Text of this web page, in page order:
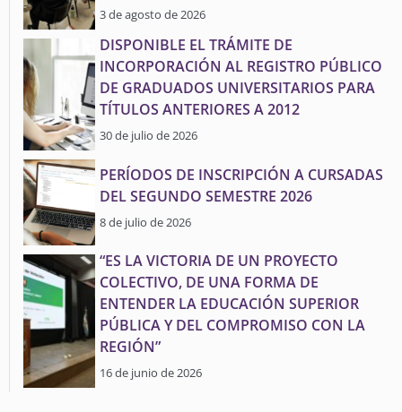
3 de agosto de 2026
DISPONIBLE EL TRÁMITE DE
INCORPORACIÓN AL REGISTRO PÚBLICO
DE GRADUADOS UNIVERSITARIOS PARA
TÍTULOS ANTERIORES A 2012
30 de julio de 2026
PERÍODOS DE INSCRIPCIÓN A CURSADAS
DEL SEGUNDO SEMESTRE 2026
8 de julio de 2026
“ES LA VICTORIA DE UN PROYECTO
COLECTIVO, DE UNA FORMA DE
ENTENDER LA EDUCACIÓN SUPERIOR
PÚBLICA Y DEL COMPROMISO CON LA
REGIÓN”
16 de junio de 2026